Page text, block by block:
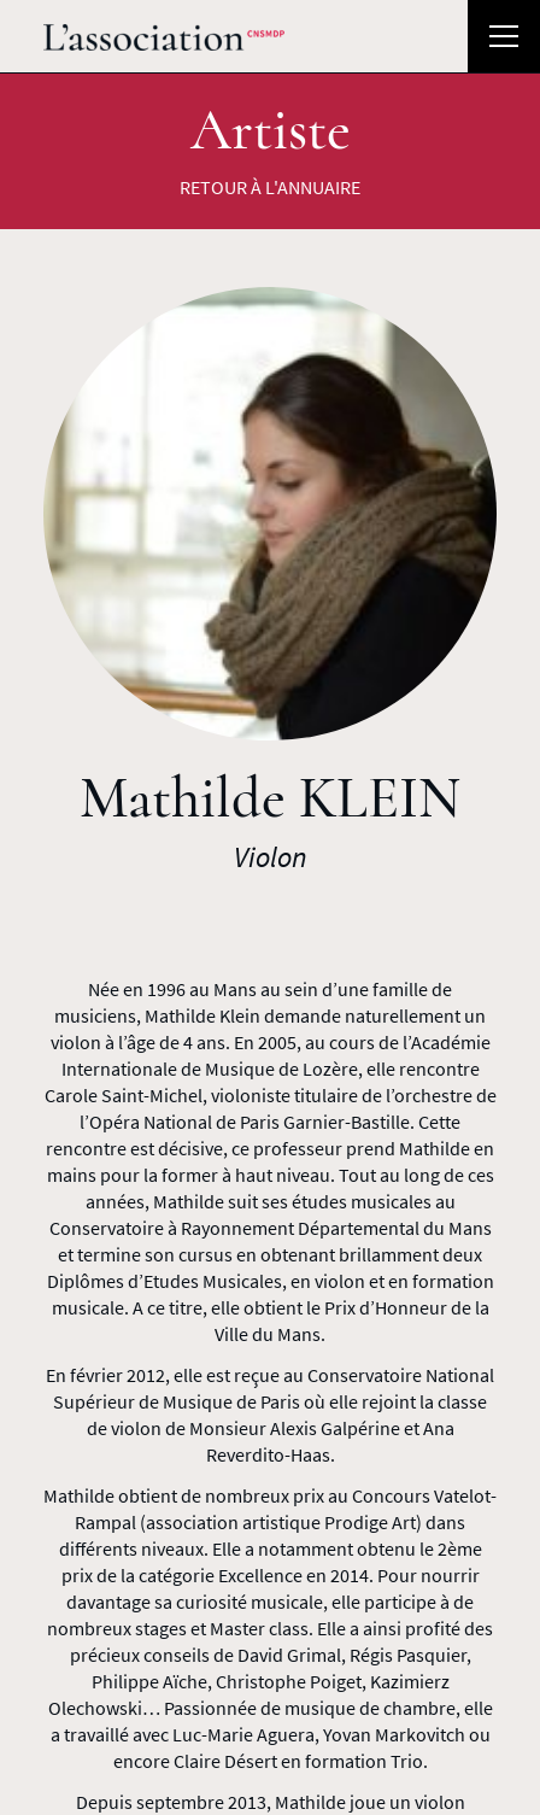
Artiste
RETOUR À L'ANNUAIRE
Mathilde KLEIN
Violon
Née en 1996 au Mans au sein d’une famille de
musiciens, Mathilde Klein demande naturellement un
violon à l’âge de 4 ans. En 2005, au cours de l’Académie
Internationale de Musique de Lozère, elle rencontre
Carole Saint-Michel, violoniste titulaire de l’orchestre de
l’Opéra National de Paris Garnier-Bastille. Cette
rencontre est décisive, ce professeur prend Mathilde en
mains pour la former à haut niveau. Tout au long de ces
années, Mathilde suit ses études musicales au
Conservatoire à Rayonnement Départemental du Mans
et termine son cursus en obtenant brillamment deux
Diplômes d’Etudes Musicales, en violon et en formation
musicale. A ce titre, elle obtient le Prix d’Honneur de la
Ville du Mans.
En février 2012, elle est reçue au Conservatoire National
Supérieur de Musique de Paris où elle rejoint la classe
de violon de Monsieur Alexis Galpérine et Ana
Reverdito-Haas.
Mathilde obtient de nombreux prix au Concours Vatelot-
Rampal (association artistique Prodige Art) dans
différents niveaux. Elle a notamment obtenu le 2ème
prix de la catégorie Excellence en 2014. Pour nourrir
davantage sa curiosité musicale, elle participe à de
nombreux stages et Master class. Elle a ainsi profité des
précieux conseils de David Grimal, Régis Pasquier,
Philippe Aïche, Christophe Poiget, Kazimierz
Olechowski… Passionnée de musique de chambre, elle
a travaillé avec Luc-Marie Aguera, Yovan Markovitch ou
encore Claire Désert en formation Trio.
Depuis septembre 2013, Mathilde joue un violon